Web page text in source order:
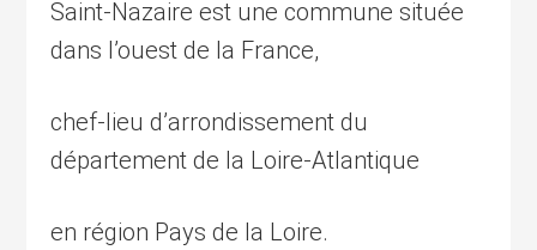
Saint-Nazaire est une commune située
dans l’ouest de la France,
chef-lieu d’arrondissement du
département de la Loire-Atlantique
en région Pays de la Loire.